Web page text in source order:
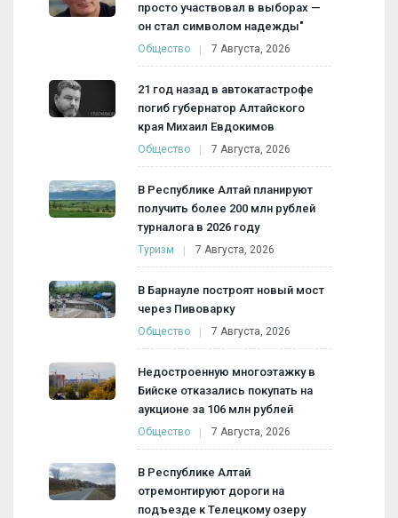
просто участвовал в выборах —
он стал символом надежды"
Общество 7 Августа, 2026
21 год назад в автокатастрофе
погиб губернатор Алтайского
края Михаил Евдокимов
Общество 7 Августа, 2026
В Республике Алтай планируют
получить более 200 млн рублей
турналога в 2026 году
Туризм 7 Августа, 2026
В Барнауле построят новый мост
через Пивоварку
Общество 7 Августа, 2026
Недостроенную многоэтажку в
Бийске отказались покупать на
аукционе за 106 млн рублей
Общество 7 Августа, 2026
В Республике Алтай
отремонтируют дороги на
подъезде к Телецкому озеру